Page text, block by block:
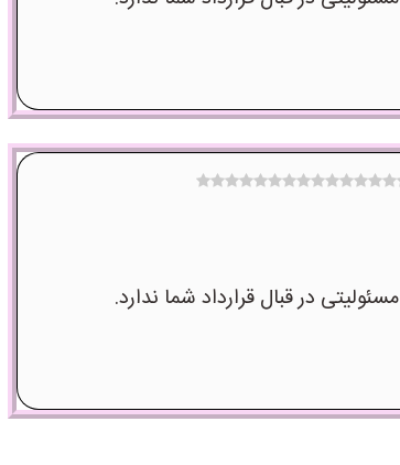
در قبال قرارداد شما ندارد.